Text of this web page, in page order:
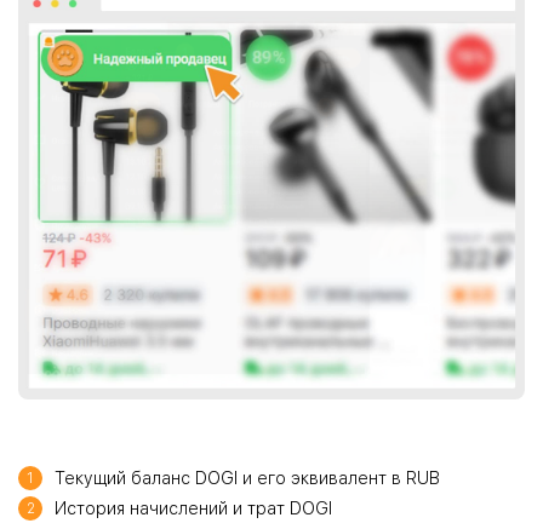
1 Текущий баланс DOGI и его эквивалент в RUB
2 История начислений и трат DOGI